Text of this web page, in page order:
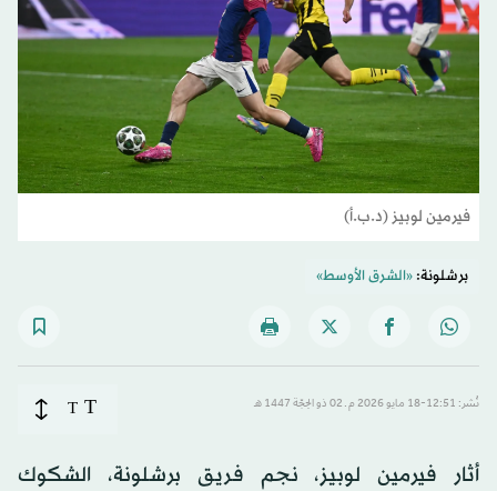
فيرمين لوبيز (د.ب.أ)
برشلونة:«الشرق الأوسط»
نُشر: 12:51-18 مايو 2026 م ـ 02 ذو الحِجّة 1447 هـ T
T
أثار فيرمين لوبيز، نجم فريق برشلونة، الشكوك